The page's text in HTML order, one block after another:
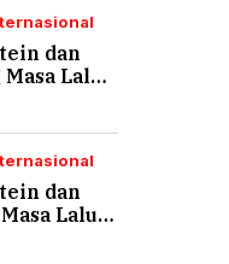
dan
Lalu
Usai (2)
dan
Lalu
Usai (1)